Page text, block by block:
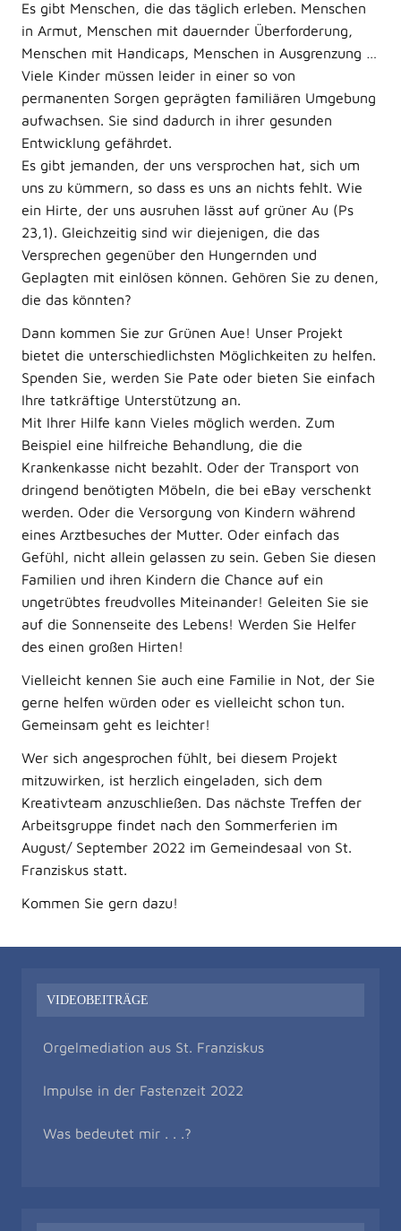
Es gibt Menschen, die das täglich erleben. Menschen
in Armut, Menschen mit dauernder Überforderung,
Menschen mit Handicaps, Menschen in Ausgrenzung …
Viele Kinder müssen leider in einer so von
permanenten Sorgen geprägten familiären Umgebung
aufwachsen. Sie sind dadurch in ihrer gesunden
Entwicklung gefährdet.
Es gibt jemanden, der uns versprochen hat, sich um
uns zu kümmern, so dass es uns an nichts fehlt. Wie
ein Hirte, der uns ausruhen lässt auf grüner Au (Ps
23,1). Gleichzeitig sind wir diejenigen, die das
Versprechen gegenüber den Hungernden und
Geplagten mit einlösen können. Gehören Sie zu denen,
die das könnten?
Dann kommen Sie zur Grünen Aue! Unser Projekt
bietet die unterschiedlichsten Möglichkeiten zu helfen.
Spenden Sie, werden Sie Pate oder bieten Sie einfach
Ihre tatkräftige Unterstützung an.
Mit Ihrer Hilfe kann Vieles möglich werden. Zum
Beispiel eine hilfreiche Behandlung, die die
Krankenkasse nicht bezahlt. Oder der Transport von
dringend benötigten Möbeln, die bei eBay verschenkt
werden. Oder die Versorgung von Kindern während
eines Arztbesuches der Mutter. Oder einfach das
Gefühl, nicht allein gelassen zu sein. Geben Sie diesen
Familien und ihren Kindern die Chance auf ein
ungetrübtes freudvolles Miteinander! Geleiten Sie sie
auf die Sonnenseite des Lebens! Werden Sie Helfer
des einen großen Hirten!
Vielleicht kennen Sie auch eine Familie in Not, der Sie
gerne helfen würden oder es vielleicht schon tun.
Gemeinsam geht es leichter!
Wer sich angesprochen fühlt, bei diesem Projekt
mitzuwirken, ist herzlich eingeladen, sich dem
Kreativteam anzuschließen. Das nächste Treffen der
Arbeitsgruppe findet nach den Sommerferien im
August/ September 2022 im Gemeindesaal von St.
Franziskus statt.
Kommen Sie gern dazu!
VIDEOBEITRÄGE
Orgelmediation aus St. Franziskus
Impulse in der Fastenzeit 2022
Was bedeutet mir . . .?